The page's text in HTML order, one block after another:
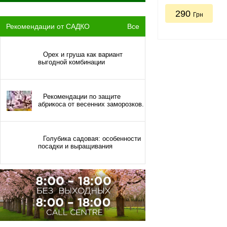
Рекомендации от САДКО Все
Орех и груша как вариант
выгодной комбинации
Рекомендации по защите
абрикоса от весенних заморозков.
Голубика садовая: особенности
посадки и выращивания
290 Грн